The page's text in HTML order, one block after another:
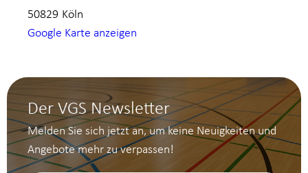
Köln
50829
Google Karte anzeigen
Der VGS Newsletter
Melden Sie sich jetzt an, um keine Neuigkeiten und
Angebote mehr zu verpassen!